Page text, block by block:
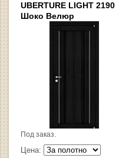
UBERTURE LIGHT 2190
Шоко Велюр
Под заказ.
Цена: